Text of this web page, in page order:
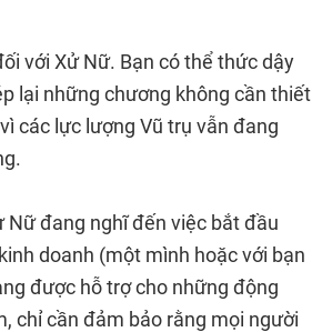
với Xử Nữ. Bạn có thể thức dậy
lại những chương không cần thiết
các lực lượng Vũ trụ vẫn đang
đang nghĩ đến việc bắt đầu
doanh (một mình hoặc với bạn
được hỗ trợ cho những động
chỉ cần đảm bảo rằng mọi người